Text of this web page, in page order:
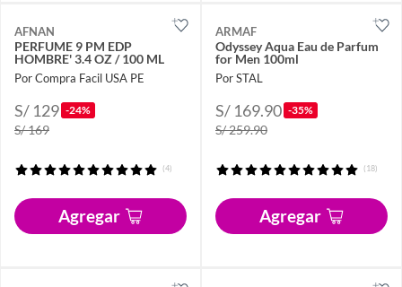
AFNAN
PERFUME 9 PM EDP
HOMBRE' 3.4 OZ / 100 ML
Por Compra Facil USA PE
S/ 129 -24%
S/ 169
(4)
Agregar
ARMAF
Odyssey Aqua Eau de Parfum
for Men 100ml
Por STAL
S/ 169.90 -35%
S/ 259.90
(18)
Agregar